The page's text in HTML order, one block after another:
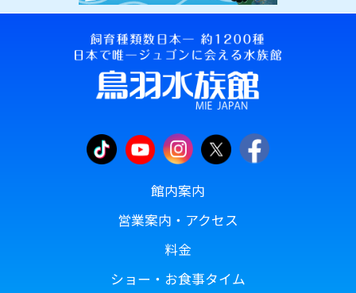
館内案内
営業案内・アクセス
料金
ショー・お食事タイム